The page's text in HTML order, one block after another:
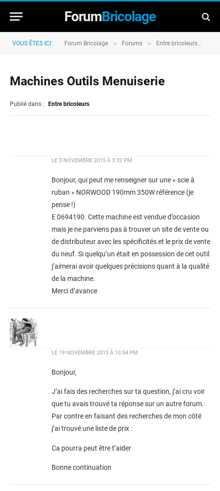
ForumBricolage
VOUS ÊTES ICI : Forum Bricolage » Forums » Entre bricoleurs
Machines Outils Menuiserie
Publié dans : Entre bricoleurs
LE 3 NOVEMBRE 2015 À 3:32 PM
Bonjour, qui peut me renseigner sur une « scie à
ruban » NORWOOD 190mm 350W référence (je
pense !)
E 0694190. Cette machine est vendue d’occasion
mais je ne parviens pas à trouver un site de vente ou
de distributeur avec les spécificités et le prix de vente
du neuf. Si quelqu’un était en possession de cet outil
j’aimerai avoir quelques précisions quant à la qualité
de la machine.
Merci d’avance
LE 19 NOVEMBRE 2015 À 10:54 PM
Bonjour,
J’ai fais des recherches sur ta question, j’ai cru voir
que tu avais trouvé ta réponse sur un autre forum.
Par contre en faisant des recherches de mon côté
j’ai trouvé une liste de prix :
Ca pourra peut être t’aider
Bonne continuation